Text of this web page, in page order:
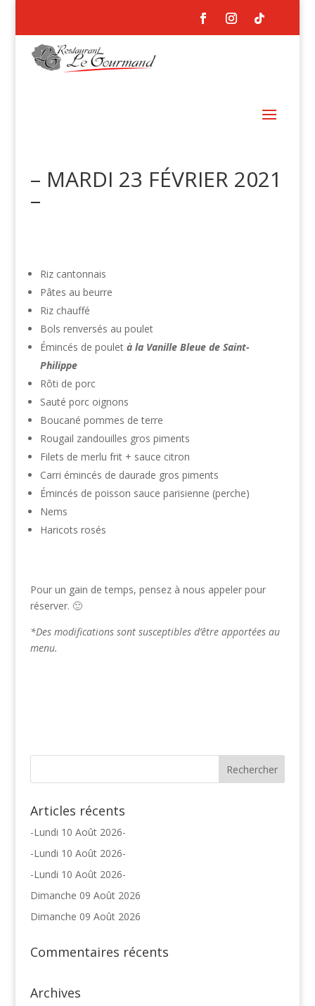
– MARDI 23 FÉVRIER 2021
–
Riz cantonnais
Pâtes au beurre
Riz chauffé
Bols renversés au poulet
Émincés de poulet à la Vanille Bleue de Saint-
Philippe
Rôti de porc
Sauté porc oignons
Boucané pommes de terre
Rougail zandouilles gros piments
Filets de merlu frit + sauce citron
Carri émincés de daurade gros piments
Émincés de poisson sauce parisienne (perche)
Nems
Haricots rosés
Pour un gain de temps, pensez à nous appeler pour
réserver. 🙂
*Des modifications sont susceptibles d’être apportées au
menu.
Articles récents
-Lundi 10 Août 2026-
-Lundi 10 Août 2026-
-Lundi 10 Août 2026-
Dimanche 09 Août 2026
Dimanche 09 Août 2026
Commentaires récents
Archives